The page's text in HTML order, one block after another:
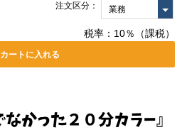
注文区分：
税率：10％（課税）
カートに入れる